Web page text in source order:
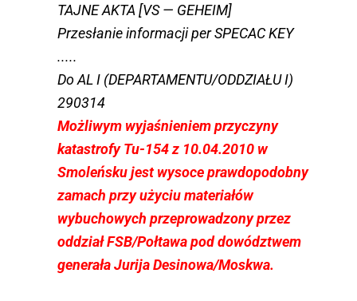
TAJNE AKTA [VS — GEHEIM]
Przesłanie informacji per SPECAC KEY
.....
Do AL I (DEPARTAMENTU/ODDZIAŁU I)
290314
Możliwym wyjaśnieniem przyczyny
katastrofy ­Tu-154 z 10.04.2010 w
Smoleńsku jest wysoce prawdopodobny
zamach przy użyciu materiałów
wybuchowych przeprowadzony przez
oddział FSB/Połtawa pod dowództwem
generała Jurija Desinowa/Moskwa.